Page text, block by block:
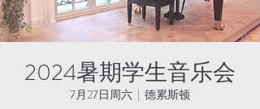
2024暑期学生音乐会
7月27日周六
  |
德累斯顿